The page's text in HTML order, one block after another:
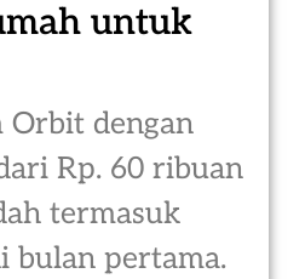
untuk
dengan
Rp. 60 ribuan
termasuk
bulan pertama.